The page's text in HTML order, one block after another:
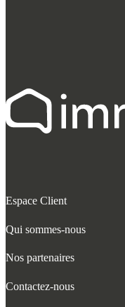
Espace Client
Qui sommes-nous
Nos partenaires
Contactez-nous